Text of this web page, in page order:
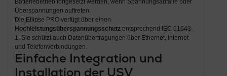
Batteriebetrieb fortgesetzt werden, wenn Spannungsabfälle oder
Überspannungen auftreten.
Die Ellipse PRO verfügt über einen
Hochleistungsüberspannungsschutzentsprechend IEC 61643-
1. Sie schützt auch Datenübertragungen über Ethernet, Internet
und Telefonverbindungen.
Einfache Integration und
Installation der USV